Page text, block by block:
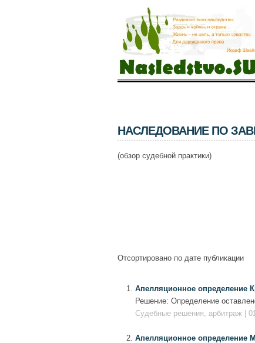
НАСЛЕДОВАНИЕ ПО
(обзор судебной практики)
Отсортировано по дате публикации
Апелляционное определение
Решение: Определение
Судебные решения, арбитраж |
Апелляционное определение